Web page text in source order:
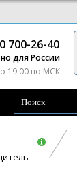
700-26-40
для России
19.00 по МСК